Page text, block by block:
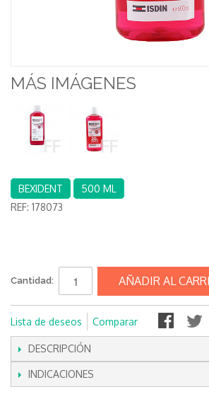
MÁS IMÁGENES
BEXIDENT
500 ML
REF: 178073
Cantidad: AÑADIR AL
Lista de deseos Comparar
DESCRIPCIÓN
INDICACIONES